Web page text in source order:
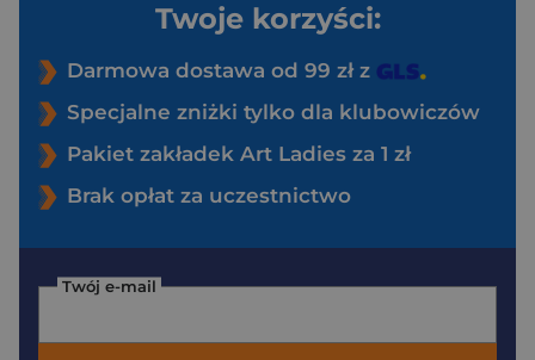
Twoje korzyści:
Darmowa dostawa od 99 zł z
Specjalne zniżki tylko dla klubowiczów
Pakiet zakładek Art Ladies za 1 zł
Brak opłat za uczestnictwo
Twój e-mail